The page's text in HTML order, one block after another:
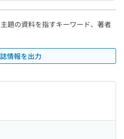
題の資料を指すキーワード、著者
情報を出力